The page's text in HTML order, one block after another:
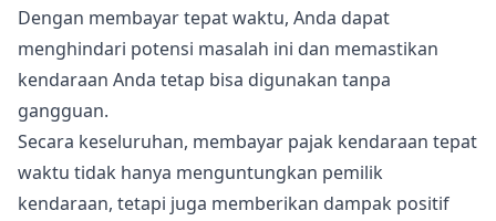
Dengan membayar tepat waktu, Anda dapat
menghindari potensi masalah ini dan memastikan
kendaraan Anda tetap bisa digunakan tanpa
gangguan.
Secara keseluruhan, membayar pajak kendaraan tepat
waktu tidak hanya menguntungkan pemilik
kendaraan, tetapi juga memberikan dampak positif